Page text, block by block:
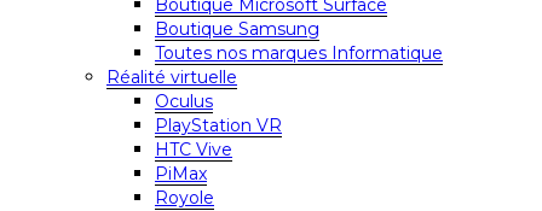
Boutique Microsoft Surface
Boutique Samsung
Toutes nos marques Informatique
Réalité virtuelle
Oculus
PlayStation VR
HTC Vive
PiMax
Royole